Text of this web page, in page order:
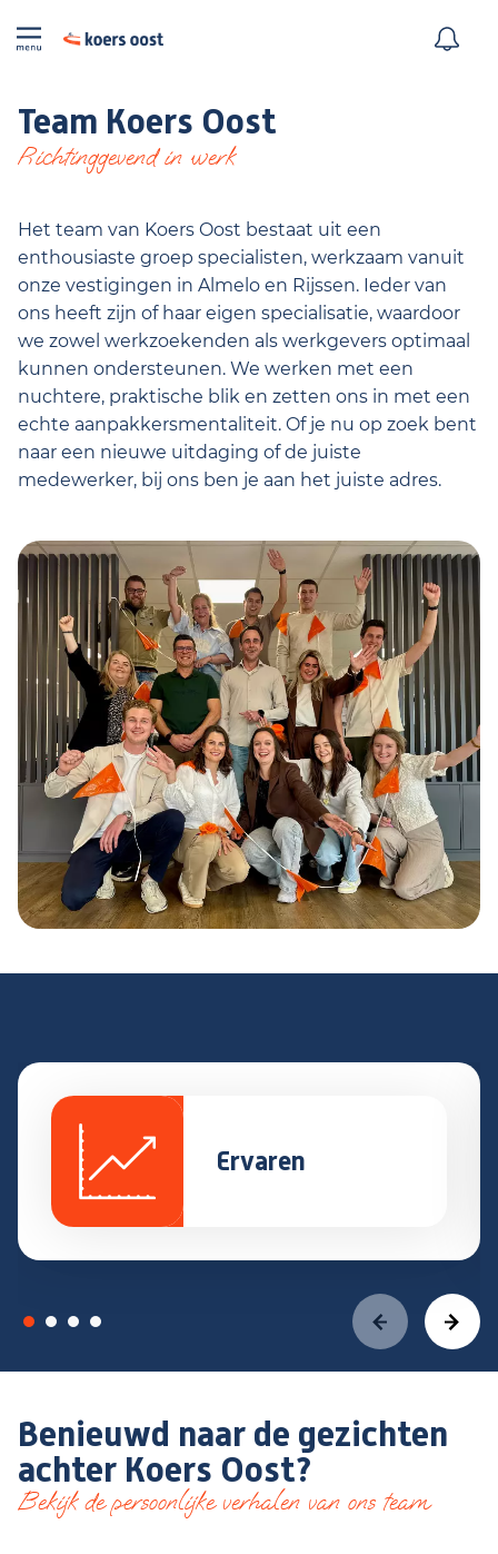
Team Koers Oost
Richtinggevend in werk
Het team van Koers Oost bestaat uit een
enthousiaste groep specialisten, werkzaam vanuit
onze vestigingen in Almelo en Rijssen. Ieder van
ons heeft zijn of haar eigen specialisatie, waardoor
we zowel werkzoekenden als werkgevers optimaal
kunnen ondersteunen. We werken met een
nuchtere, praktische blik en zetten ons in met een
echte aanpakkersmentaliteit. Of je nu op zoek bent
naar een nieuwe uitdaging of de juiste
medewerker, bij ons ben je aan het juiste adres.
Ervaren
Benieuwd naar de gezichten
achter Koers Oost?
Bekijk de persoonlijke verhalen van ons team